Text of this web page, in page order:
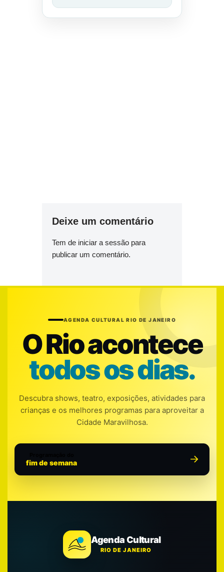
Deixe um comentário
Tem de iniciar a sessão para
publicar um comentário.
AGENDA CULTURAL RIO DE JANEIRO
O Rio acontece
todos os dias.
Descubra shows, teatro, exposições, atividades para
crianças e os melhores programas para aproveitar a
Cidade Maravilhosa.
fim de semana
Agenda Cultural
RIO DE JANEIRO